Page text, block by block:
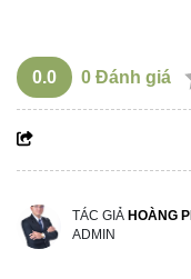
0.0 0 Đánh giá
TÁC GIẢ HOÀNG
ADMIN